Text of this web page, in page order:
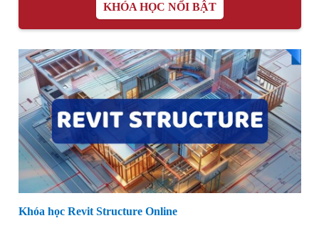
KHÓA HỌC NỔI BẬT
Khóa học Revit Structure Online